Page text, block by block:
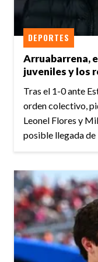
Arruabarrena,
juveniles y los
DEPORTES
Tras el 1-0 ante
orden colectivo,
Leonel Flores y
posible llegada de